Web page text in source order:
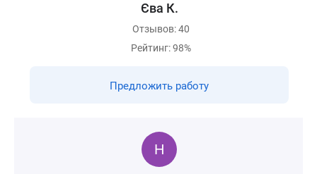
Єва К.
Отзывов: 40
Рейтинг: 98%
Предложить работу